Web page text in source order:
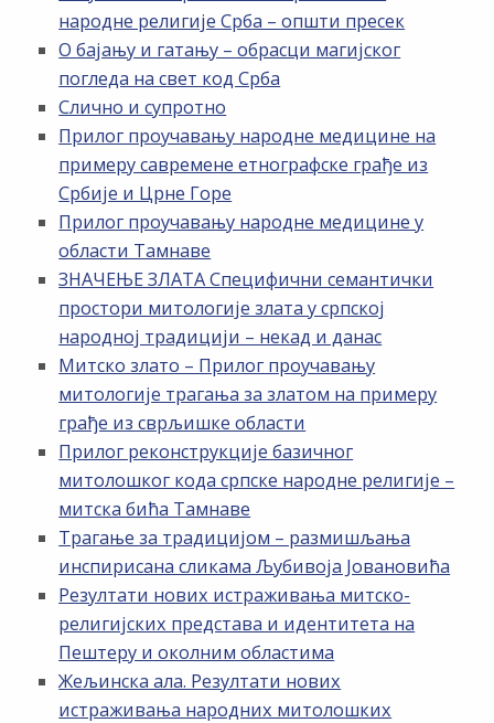
народне религије Срба – општи пресек
О бајању и гатању – обрасци магијског
погледа на свет код Срба
Слично и супротно
Прилог проучавању народне медицине на
примеру савремене етнографске грађе из
Србије и Црне Горе
Прилог проучавању народне медицине у
области Тамнаве
ЗНАЧЕЊЕ ЗЛАТА Специфични семантички
простори митологије злата у српској
народној традицији – некад и данас
Митско злато – Прилог проучавању
митологије трагања за златом на примеру
грађе из сврљишке области
Прилог реконструкције базичног
митолошког кода српске народне религије –
митска бића Тамнаве
Трагање за традицијом – размишљања
инспирисана сликама Љубивоја Јовановића
Резултати нових истраживања митско-
религијских представа и идентитета на
Пештеру и околним областима
Жељинска ала. Резултати нових
истраживања народних митолошких